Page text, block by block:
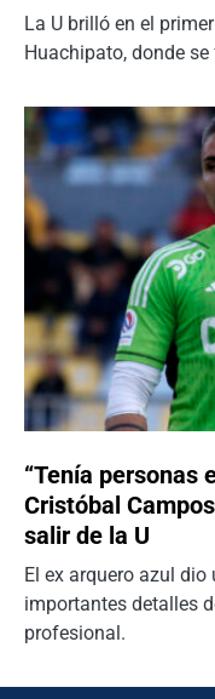
La U brilló en el
Huachipato, donde
“Tenía personas
Cristóbal
salir de la U
El ex arquero azul
importantes detalles
profesional.